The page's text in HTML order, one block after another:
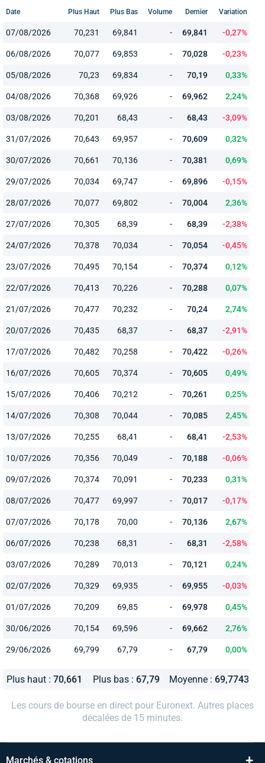
Date Plus Haut Plus Bas Volume Dernier Variation
07/08/2026 70,231 69,841 - 69,841 -0,27%
06/08/2026 70,077 69,853 - 70,028 -0,23%
05/08/2026 70,23 69,834 - 70,19 0,33%
04/08/2026 70,368 69,926 - 69,962 2,24%
03/08/2026 70,201 68,43 - 68,43 -3,09%
31/07/2026 70,643 69,957 - 70,609 0,32%
30/07/2026 70,661 70,136 - 70,381 0,69%
29/07/2026 70,034 69,747 - 69,896 -0,15%
28/07/2026 70,077 69,802 - 70,004 2,36%
27/07/2026 70,305 68,39 - 68,39 -2,38%
24/07/2026 70,378 70,034 - 70,054 -0,45%
23/07/2026 70,495 70,154 - 70,374 0,12%
22/07/2026 70,413 70,226 - 70,288 0,07%
21/07/2026 70,477 70,232 - 70,24 2,74%
20/07/2026 70,435 68,37 - 68,37 -2,91%
17/07/2026 70,482 70,258 - 70,422 -0,26%
16/07/2026 70,605 70,374 - 70,605 0,49%
15/07/2026 70,406 70,212 - 70,261 0,25%
14/07/2026 70,308 70,044 - 70,085 2,45%
13/07/2026 70,255 68,41 - 68,41 -2,53%
10/07/2026 70,356 70,049 - 70,188 -0,06%
09/07/2026 70,374 70,091 - 70,233 0,31%
08/07/2026 70,477 69,997 - 70,017 -0,17%
07/07/2026 70,178 70,00 - 70,136 2,67%
06/07/2026 70,238 68,31 - 68,31 -2,58%
03/07/2026 70,289 70,013 - 70,121 0,24%
02/07/2026 70,329 69,935 - 69,955 -0,03%
01/07/2026 70,209 69,85 - 69,978 0,45%
30/06/2026 70,154 69,596 - 69,662 2,76%
29/06/2026 69,799 67,79 - 67,79 0,00%
Plus haut : 70,661 Plus bas : 67,79 Moyenne : 69,7743
Les cours de bourse en direct pour Euronext. Autres places
décalées de 15 minutes.
Marchés & cotations